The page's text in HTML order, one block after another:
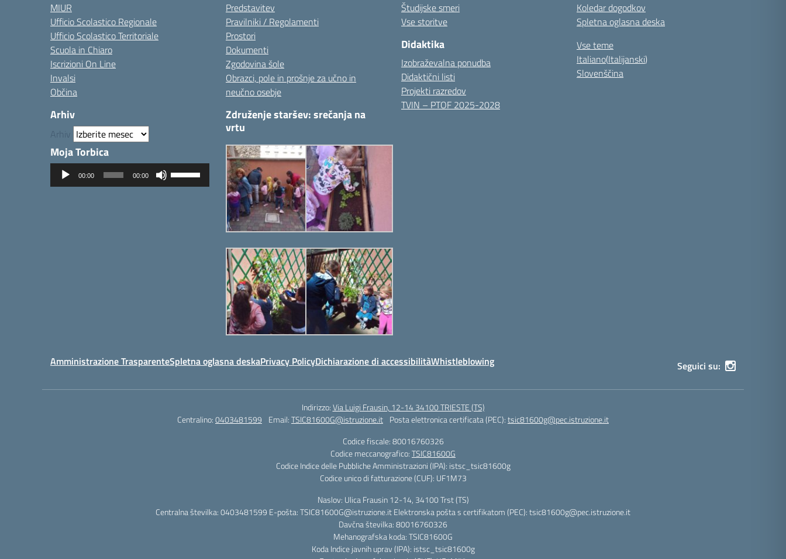
MIUR
Ufficio Scolastico Regionale
Ufficio Scolastico Territoriale
Scuola in Chiaro
Iscrizioni On Line
Invalsi
Občina
Arhiv
Arhiv
Moja Torbica
Predvajalnik
zvoka
00:00 00:00
zmanjševanje
Predstavitev
Pravilniki / Regolamenti
Prostori
Dokumenti
Zgodovina šole
Obrazci, pole in prošnje za učno in
neučno osebje
Združenje staršev: srečanja na
vrtu
Študijske smeri
Vse storitve
Didaktika
Izobraževalna ponudba
Didaktični listi
Projekti razredov
TVIN – PTOF 2025-2028
Koledar dogodkov
Spletna oglasna deska
Vse teme
Italiano(Italijanski)
Slovenščina
Amministrazione TrasparenteSpletna oglasna deskaPrivacy PolicyDichiarazione di accessibilitàWhistleblowing Seguici su:
Indirizzo:Via Luigi Frausin, 12-14 34100 TRIESTE (TS)
Centralino:0403481599 Email:TSIC81600G@istruzione.it Posta elettronica certificata (PEC):tsic81600g@pec.istruzione.it
Codice fiscale: 80016760326
Codice meccanografico:TSIC81600G
Codice Indice delle Pubbliche Amministrazioni (IPA): istsc_tsic81600g
Codice unico di fatturazione (CUF): UF1M73
Naslov: Ulica Frausin 12-14, 34100 Trst (TS)
Centralna številka: 0403481599 E-pošta: TSIC81600G@istruzione.it Elektronska pošta s certifikatom (PEC): tsic81600g@pec.istruzione.it
Davčna številka: 80016760326
Mehanografska koda: TSIC81600G
Koda Indice javnih uprav (IPA): istsc_tsic81600g